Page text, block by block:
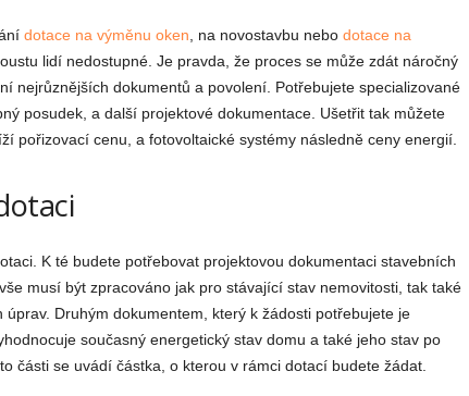
dotace na výměnu oken , na novostavbu nebo dotace na
lidí nedostupné. Je pravda, že proces se může zdát náročný
nejrůznějších dokumentů a povolení. Potřebujete specializované
posudek, a další projektové dokumentace. Ušetřit tak můžete
pořizovací cenu, a fotovoltaické systémy následně ceny energií.
K té budete potřebovat projektovou dokumentaci stavebních
musí být zpracováno jak pro stávající stav nemovitosti, tak také
Druhým dokumentem, který k žádosti potřebujete je
současný energetický stav domu a také jeho stav po
části se uvádí částka, o kterou v rámci dotací budete žádat.